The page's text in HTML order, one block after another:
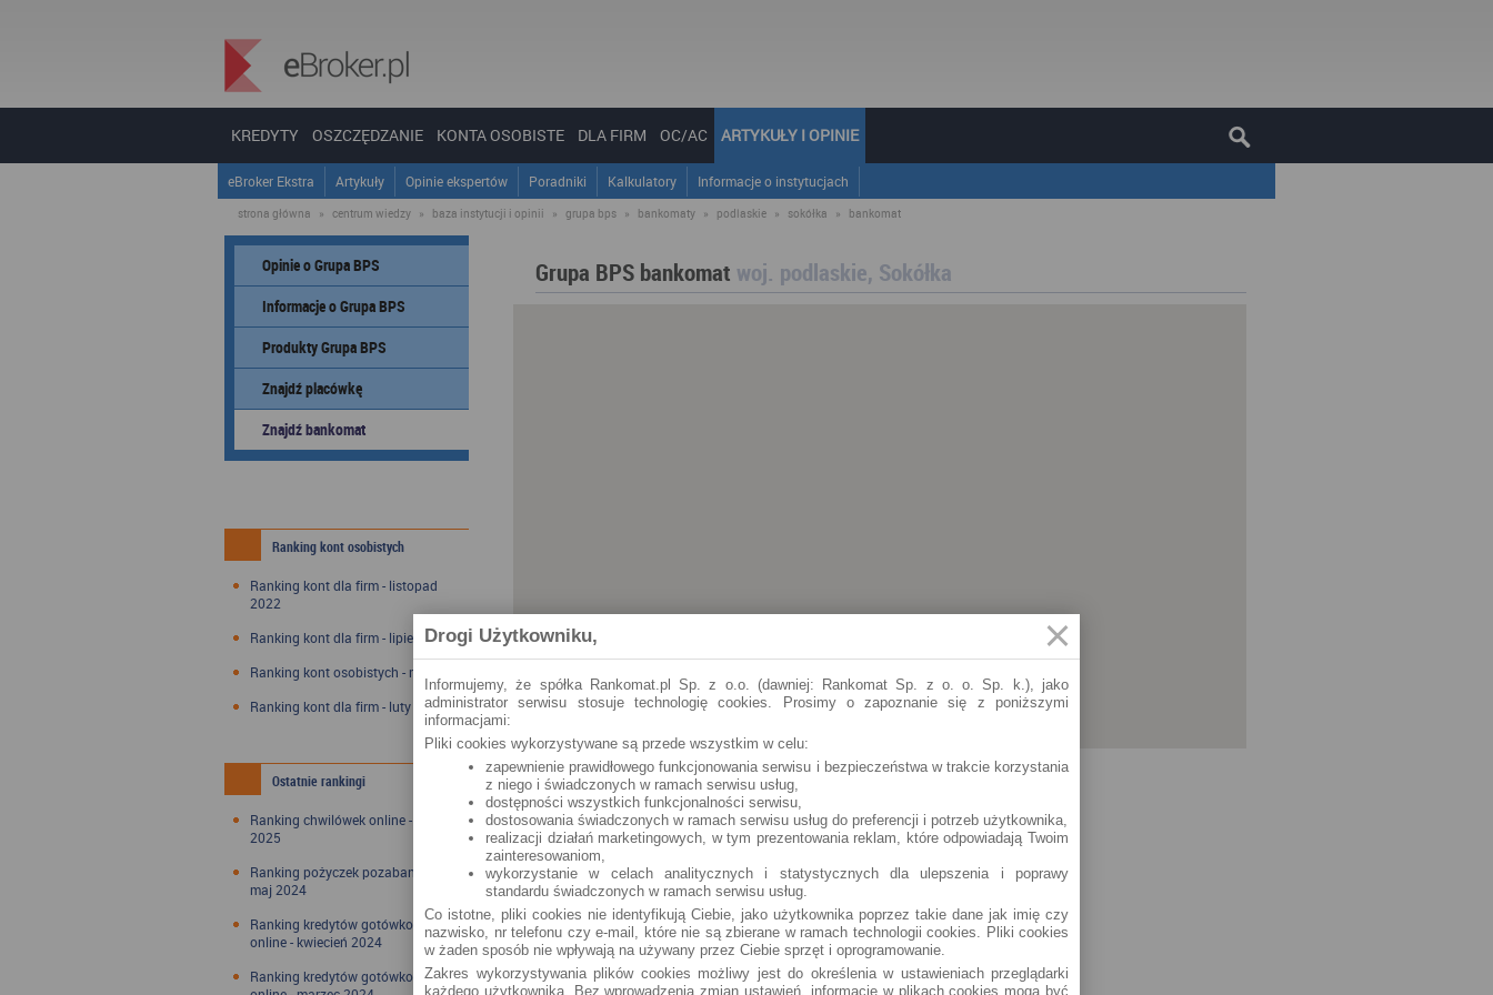
KREDYTY OSZCZĘDZANIE KONTA OSOBISTE DLA FIRM OC/AC ARTYKUŁY I OPINIE
eBroker Ekstra Artykuły Opinie ekspertów Poradniki Kalkulatory Informacje o instytucjach
strona główna » centrum wiedzy » baza instytucji i opinii » grupa bps » bankomaty » podlaskie » sokółka » bankomat
Opinie o Grupa BPS
Informacje o Grupa BPS
Produkty Grupa BPS
Znajdź placówkę
Znajdź bankomat
Ranking kont osobistych
Ranking kont dla firm - listopad
2022
Ranking kont dla firm - lipiec 2022
Ranking kont osobistych - maj 2022
Ranking kont dla firm - luty 2022
Ostatnie rankingi
Ranking chwilówek online - styczeń
2025
Ranking pożyczek pozabankowych -
maj 2024
Ranking kredytów gotówkowych
online - kwiecień 2024
Ranking kredytów gotówkowych
Grupa BPS bankomat woj. podlaskie, Sokółka
Drogi Użytkowniku,
Informujemy, że spółka Rankomat.pl Sp. z o.o. (dawniej: Rankomat Sp. z o. o. Sp. k.), jako
administrator serwisu stosuje technologię cookies. Prosimy o zapoznanie się z poniższymi
informacjami:
Pliki cookies wykorzystywane są przede wszystkim w celu:
zapewnienie prawidłowego funkcjonowania serwisu i bezpieczeństwa w trakcie korzystania
z niego i świadczonych w ramach serwisu usług,
dostępności wszystkich funkcjonalności serwisu,
dostosowania świadczonych w ramach serwisu usług do preferencji i potrzeb użytkownika,
realizacji działań marketingowych, w tym prezentowania reklam, które odpowiadają Twoim
zainteresowaniom,
wykorzystanie w celach analitycznych i statystycznych dla ulepszenia i poprawy
standardu świadczonych w ramach serwisu usług.
Co istotne, pliki cookies nie identyfikują Ciebie, jako użytkownika poprzez takie dane jak imię czy
nazwisko, nr telefonu czy e-mail, które nie są zbierane w ramach technologii cookies. Pliki cookies
w żaden sposób nie wpływają na używany przez Ciebie sprzęt i oprogramowanie.
Zakres wykorzystywania plików cookies możliwy jest do określenia w ustawieniach przeglądarki
każdego użytkownika. Bez wprowadzenia zmian ustawień, informacje w plikach cookies mogą być